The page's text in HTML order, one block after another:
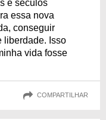
e séculos
essa nova
conseguir
liberdade. Isso
vida fosse
COMPARTILHAR